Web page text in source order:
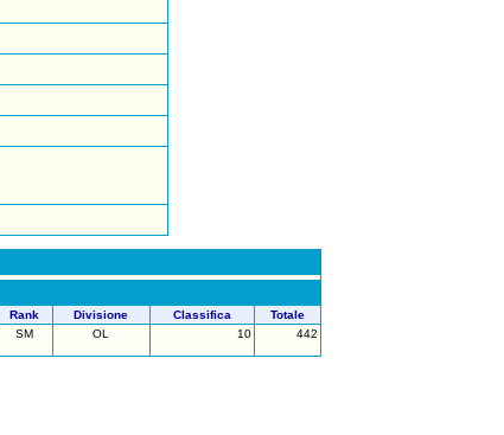
Rank Divisione Classifica
Totale
SM OL 10 442